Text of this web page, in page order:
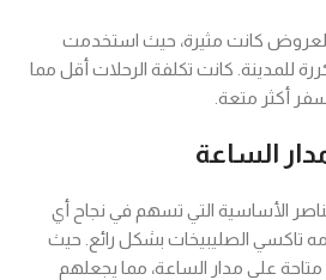
كانت مثيرة، حيث استخدمت
للمدينة. كانت تكلفة الرحلات أقل مما
أكثر متعة.
الساعة
الأساسية التي تسهم في نجاح أي
تاكسي الصليبيخات بشكل رائع. حيث
متاحة على مدار الساعة، مما يجعلهم